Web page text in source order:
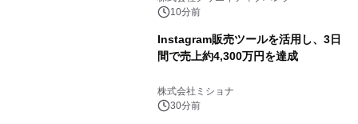
10分前
Instagram販売ツールを活用し、3日
間で売上約4,300万円を達成
株式会社ミショナ
30分前